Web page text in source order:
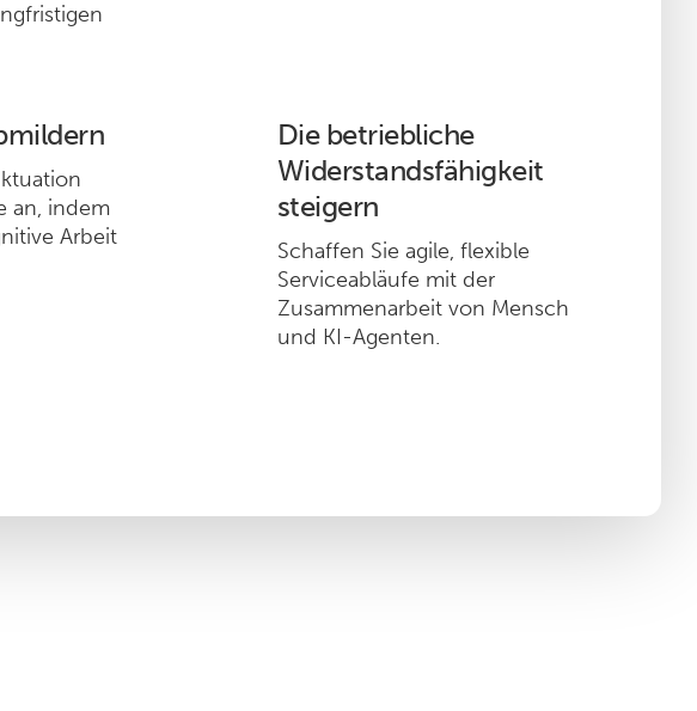
an, indem
Arbeit
Die betriebliche
Widerstandsfähigkeit
steigern
Schaffen Sie agile, flexible
Serviceabläufe mit der
Zusammenarbeit von Mensch
und KI-Agenten.